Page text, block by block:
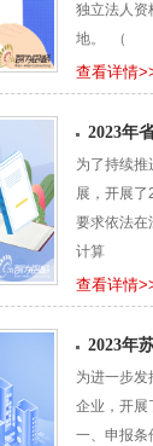
独立法人资
地。 （
查看详情
2023年
为了持续
展，开展
要求依法在
计算
查看详情
2023年
为进一步
企业，开展
一、申报条